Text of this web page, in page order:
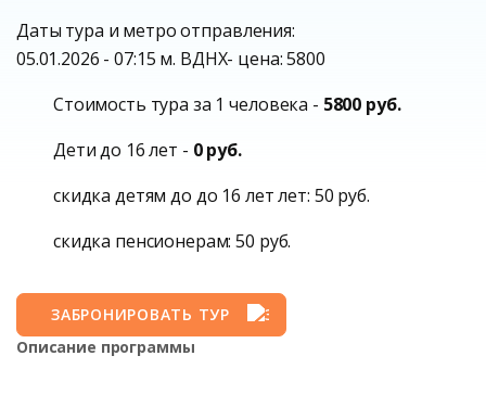
Даты тура и метро отправления:
05.01.2026 - 07:15 м. ВДНХ- цена: 5800
Стоимость тура за 1 человека - 5800 руб.
Дети до 16 лет - 0 руб.
скидка детям до до 16 лет лет: 50 руб.
скидка пенсионерам: 50 руб.
ЗАБРОНИРОВАТЬ ТУР
Описание программы